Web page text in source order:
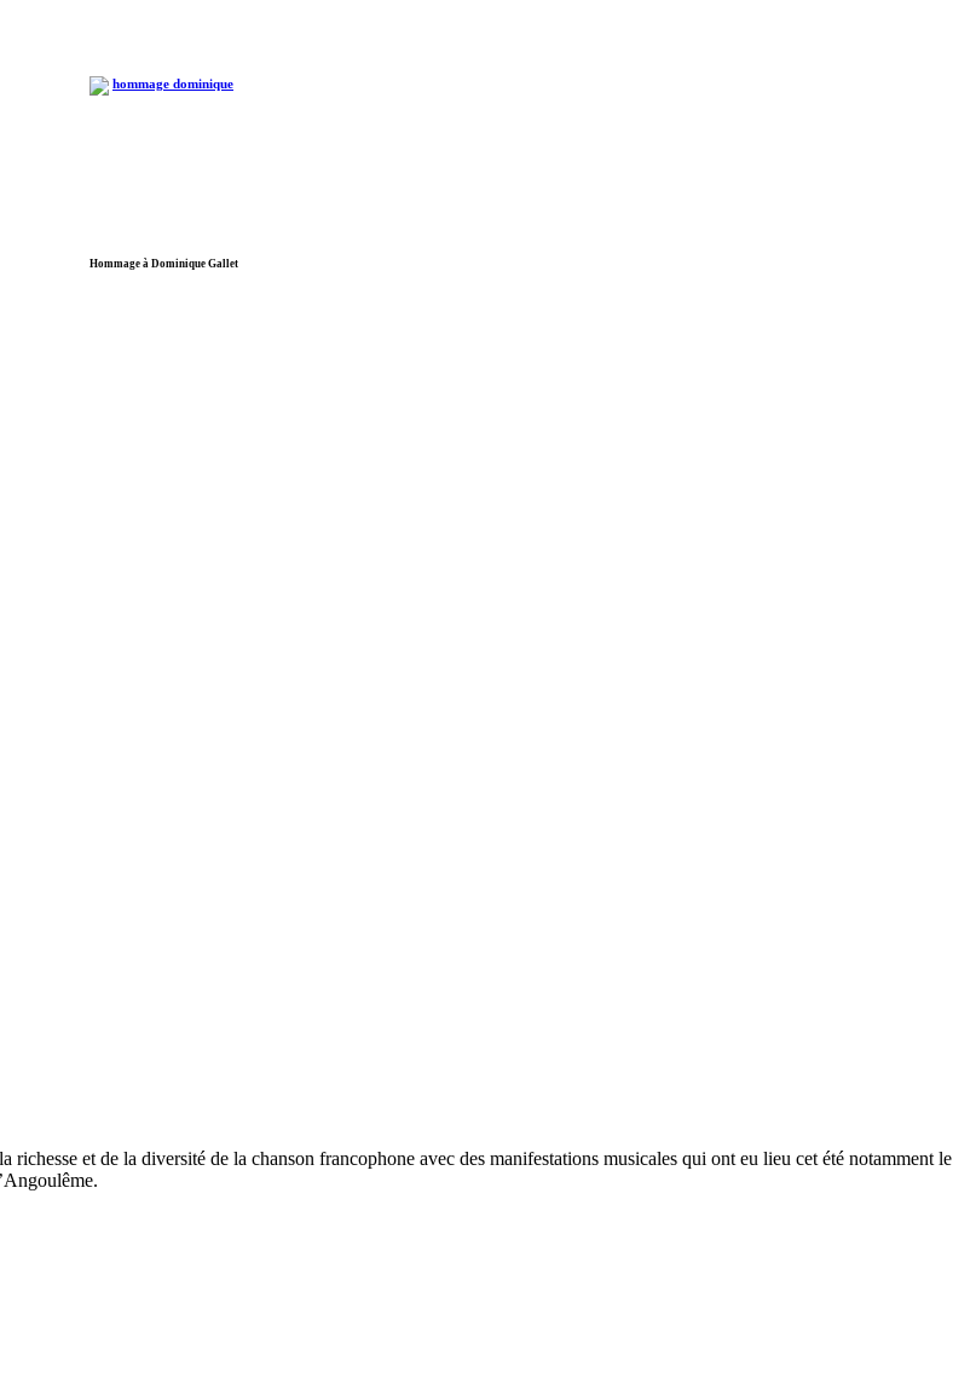
Hommage à Dominique Gallet
richesse et de la diversité de la chanson francophone avec des manifestations musicales qui ont eu lieu cet été notamment le